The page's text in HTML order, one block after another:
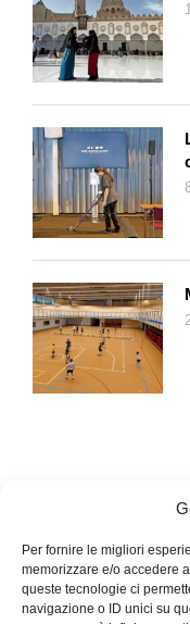
Per fornire le migliori
memorizzare e/o accedere
queste tecnologie ci
navigazione o ID unici su